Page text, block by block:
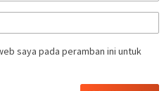
saya pada peramban ini untuk